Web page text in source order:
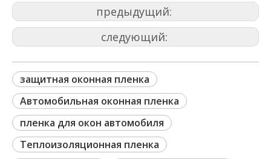
предыдущий:
следующий:
защитная оконная пленка
Автомобильная оконная пленка
пленка для окон автомобиля
Теплоизоляционная пленка